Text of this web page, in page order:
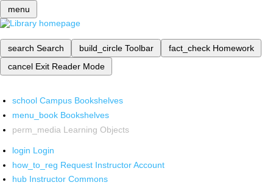
menu
search Search build_circle Toolbar fact_check Homework
cancel Exit Reader Mode
school Campus Bookshelves
menu_book Bookshelves
perm_media Learning Objects
login Login
how_to_reg Request Instructor Account
hub Instructor Commons